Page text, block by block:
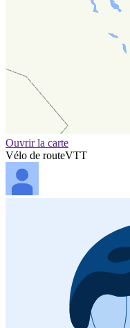
Ouvrir la carte
Vélo de routeVTT